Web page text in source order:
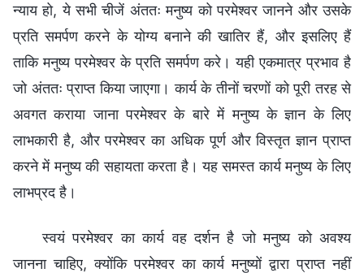
न्याय हो, ये सभी चीजें अंततः मनुष्य को परमेश्वर जानने और उसके
प्रति समर्पण करने के योग्य बनाने की खातिर हैं, और इसलिए हैं
ताकि मनुष्य परमेश्वर के प्रति समर्पण करे। यही एकमात्र प्रभाव है
जो अंततः प्राप्त किया जाएगा। कार्य के तीनों चरणों को पूरी तरह से
अवगत कराया जाना परमेश्वर के बारे में मनुष्य के ज्ञान के लिए
लाभकारी है, और परमेश्वर का अधिक पूर्ण और विस्तृत ज्ञान प्राप्त
करने में मनुष्य की सहायता करता है। यह समस्त कार्य मनुष्य के लिए
लाभप्रद है।
स्वयं परमेश्वर का कार्य वह दर्शन है जो मनुष्य को अवश्य
जानना चाहिए, क्योंकि परमेश्वर का कार्य मनुष्यों द्वारा प्राप्त नहीं